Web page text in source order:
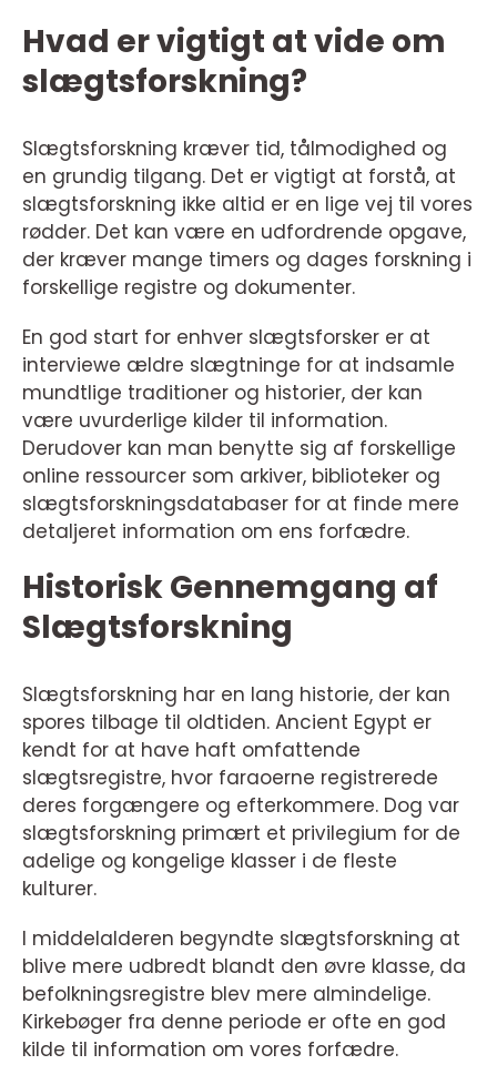
Hvad er vigtigt at vide om
slægtsforskning?
Slægtsforskning kræver tid, tålmodighed og
en grundig tilgang. Det er vigtigt at forstå, at
slægtsforskning ikke altid er en lige vej til vores
rødder. Det kan være en udfordrende opgave,
der kræver mange timers og dages forskning i
forskellige registre og dokumenter.
En god start for enhver slægtsforsker er at
interviewe ældre slægtninge for at indsamle
mundtlige traditioner og historier, der kan
være uvurderlige kilder til information.
Derudover kan man benytte sig af forskellige
online ressourcer som arkiver, biblioteker og
slægtsforskningsdatabaser for at finde mere
detaljeret information om ens forfædre.
Historisk Gennemgang af
Slægtsforskning
Slægtsforskning har en lang historie, der kan
spores tilbage til oldtiden. Ancient Egypt er
kendt for at have haft omfattende
slægtsregistre, hvor faraoerne registrerede
deres forgængere og efterkommere. Dog var
slægtsforskning primært et privilegium for de
adelige og kongelige klasser i de fleste
kulturer.
I middelalderen begyndte slægtsforskning at
blive mere udbredt blandt den øvre klasse, da
befolkningsregistre blev mere almindelige.
Kirkebøger fra denne periode er ofte en god
kilde til information om vores forfædre.